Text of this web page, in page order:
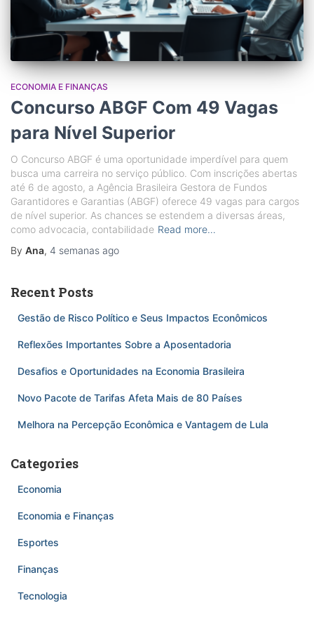
ECONOMIA E FINANÇAS
Concurso ABGF Com 49 Vagas
para Nível Superior
O Concurso ABGF é uma oportunidade imperdível para quem
busca uma carreira no serviço público. Com inscrições abertas
até 6 de agosto, a Agência Brasileira Gestora de Fundos
Garantidores e Garantias (ABGF) oferece 49 vagas para cargos
de nível superior. As chances se estendem a diversas áreas,
como advocacia, contabilidade Read more…
By Ana, 4 semanas ago
Recent Posts
Gestão de Risco Político e Seus Impactos Econômicos
Reflexões Importantes Sobre a Aposentadoria
Desafios e Oportunidades na Economia Brasileira
Novo Pacote de Tarifas Afeta Mais de 80 Países
Melhora na Percepção Econômica e Vantagem de Lula
Categories
Economia
Economia e Finanças
Esportes
Finanças
Tecnologia